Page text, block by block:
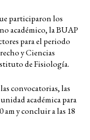
participaron los
académico, la BUAP
para el periodo
y Ciencias
de Fisiología.
convocatorias, las
académica para
am y concluir a las 18